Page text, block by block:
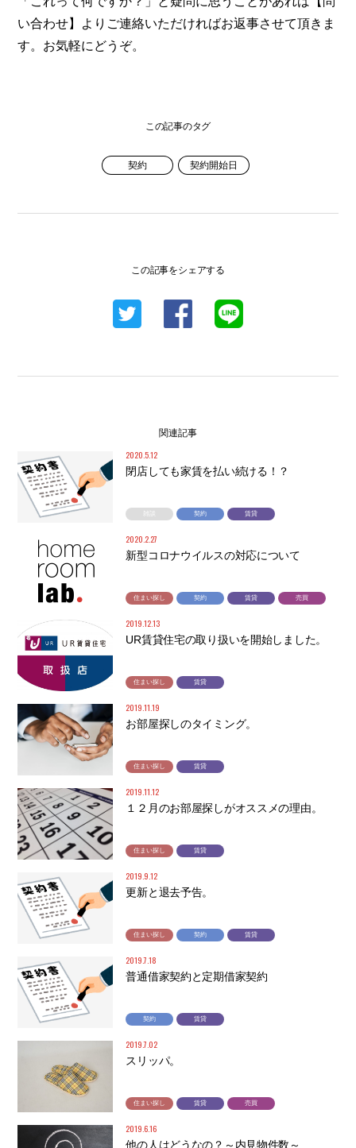
い合わせ】よりご連絡いただければお返事させて頂きま
す。お気軽にどうぞ。
この記事のタグ
契約 契約開始日
この記事をシェアする
関連記事
2020.5.12
閉店しても家賃を払い続ける！？
契約 賃貸
2020.2.27
新型コロナウイルスの対応について
住まい探し 契約 賃貸 売買
2019.12.13
UR賃貸住宅の取り扱いを開始しました。
住まい探し 賃貸
2019.11.19
お部屋探しのタイミング。
住まい探し 賃貸
2019.11.12
１２月のお部屋探しがオススメの理由。
住まい探し 賃貸
2019.9.12
更新と退去予告。
住まい探し 契約 賃貸
2019.7.18
普通借家契約と定期借家契約
契約 賃貸
2019.7.02
スリッパ。
住まい探し 賃貸 売買
2019.6.16
他の人はどうなの？～内見物件数～